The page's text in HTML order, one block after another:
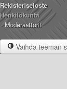
Rekisteriseloste
Henkilökunta
Moderaattorit
Vaihda teeman